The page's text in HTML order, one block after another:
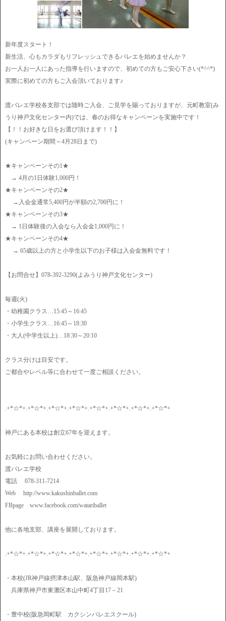
新年度スタート！
新生活、心もカラダもリフレッシュできるバレエを始めませんか？
お一人お一人にあった指導を行いますので、初めての方もご安心下さい(*^^*)
実際に初めての方もご入会頂いております♪
渡バレエ学校各支部では随時ご入会、ご見学を賜っておりますが、元町教室(み
うり神戸文化センター内)では、春のお得なキャンペーンを実施中です！
【！！お好きな日をお選び頂けます！！】
(キャンペーン期間～4月28日まで)
★キャンペーンその1★
→ 4月の1日体験1,000円！
★キャンペーンその2★
→入会金通常5,400円が半額の2,700円に！
★キャンペーンその3★
→ 1日体験後の入会なら入会金1,000円に！
★キャンペーンその4★
→ 65歳以上の方と小学生以下のお子様は入会金無料です！
【お問合せ】078-392-3290(よみうり神戸文化センター)
毎週(火)
・幼稚園クラス…15:45～16:45
・小学生クラス…16:45～18:30
・大人(中学生以上)…18:30～20:10
クラス分けは目安です。
ご都合やレベル等に合わせて一度ご相談ください。
.+*☆*+.+*☆*+.+*☆*+.+*☆*+.+*☆*+.+*☆*+.+*☆*+.+*☆*+
神戸にある本校は創立67年を迎えます。
お気軽にお問い合わせください。
渡バレエ学校
電話 078-311-7214
Web http://www.kakushinballet.com
FBpage www.facebook.com/watariballet
他に各地支部、講座を展開しております。
.+*☆*+.+*☆*+.+*☆*+.+*☆*+.+*☆*+.+*☆*+.+*☆*+.+*☆*+
・本校(JR神戸線摂津本山駅、阪急神戸線岡本駅)
兵庫県神戸市東灘区本山中町4丁目17－21
・豊中校(阪急岡町駅 カクシンバレエスクール)